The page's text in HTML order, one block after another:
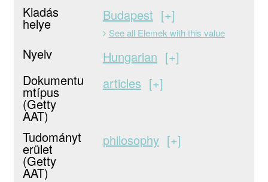
Kiadás
helye
Budapest
See all Elemek with this value
+
Nyelv Hungarian
+
Dokumentu
mtípus
(Getty
AAT)
articles +
Tudományt
erület
(Getty
AAT)
philosophy +